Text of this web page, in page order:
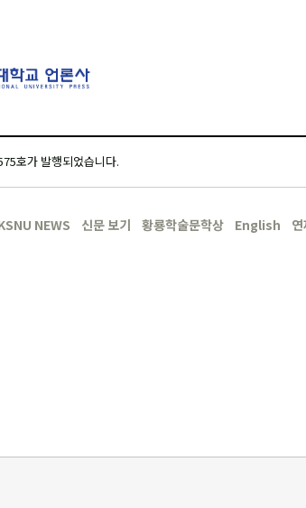
호가 발행되었습니다.
NEWS 신문 보기 황룡학술문학상 English